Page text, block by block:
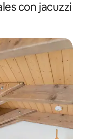
con jacuzzi